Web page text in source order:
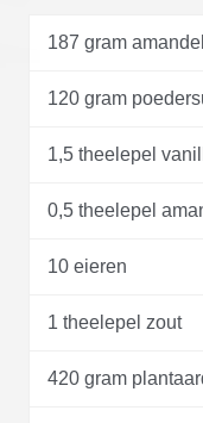
187 gram
120 gram
1,5 theelepel
0,5 theelepel
10 eieren
1 theelepel zout
420 gram